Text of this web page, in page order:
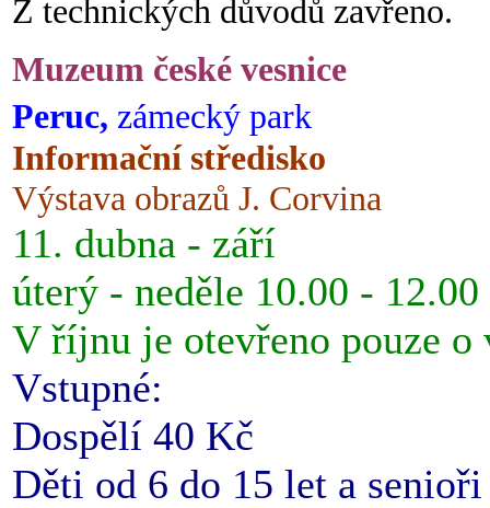
Z technických důvodů zavřeno.
Muzeum české vesnice
Peruc, zámecký park
Informační středisko
Výstava obrazů J. Corvina
11. dubna - září
úterý - neděle 10.00 -
V říjnu je otevřeno pouze o
Vstupné:
Dospělí 40 Kč
Děti od 6 do 15 let a